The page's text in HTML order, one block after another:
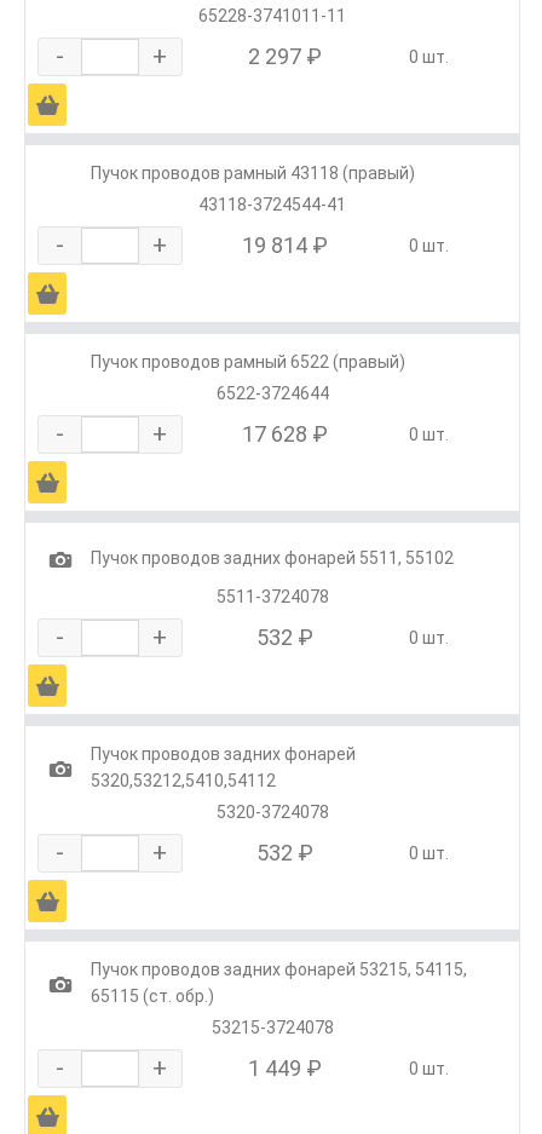
65228-3741011-11
- + 2 297 ₽ 0 шт.
Ä
Пучок проводов рамный 43118 (правый)
43118-3724544-41
- + 19 814 ₽ 0 шт.
Ä
Пучок проводов рамный 6522 (правый)
6522-3724644
- + 17 628 ₽ 0 шт.
Ä
1
Пучок проводов задних фонарей 5511, 55102
5511-3724078
- + 532 ₽ 0 шт.
Ä
1
Пучок проводов задних фонарей
5320,53212,5410,54112
5320-3724078
- + 532 ₽ 0 шт.
Ä
1
Пучок проводов задних фонарей 53215, 54115,
65115 (ст. обр.)
53215-3724078
- + 1 449 ₽ 0 шт.
Ä